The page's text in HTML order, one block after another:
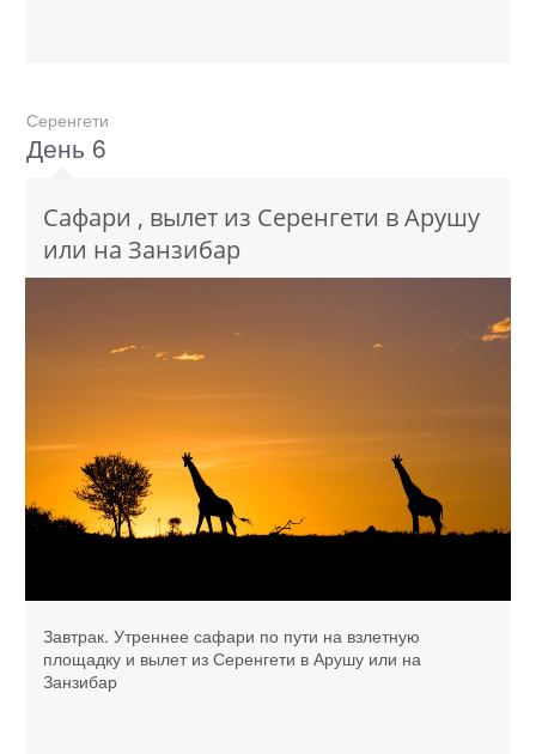
Серенгети
День 6
Сафари , вылет из Серенгети в Арушу
или на Занзибар
Завтрак. Утреннее сафари по пути на взлетную
площадку и вылет из Серенгети в Арушу или на
Занзибар